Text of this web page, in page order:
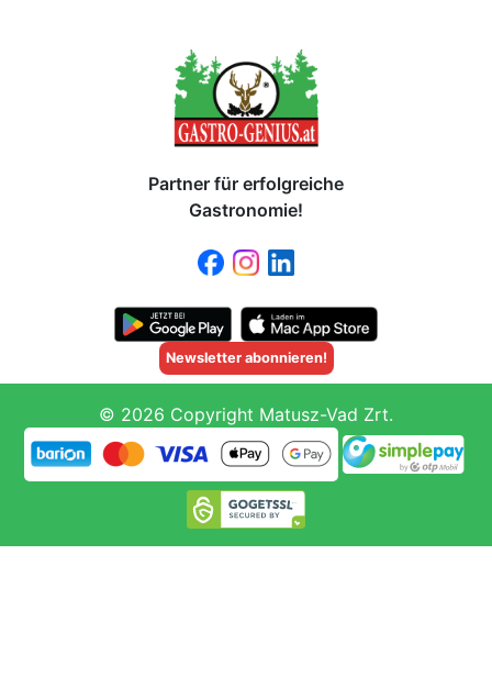
Partner für erfolgreiche
Gastronomie!
Newsletter abonnieren!
© 2026 Copyright Matusz-Vad Zrt.